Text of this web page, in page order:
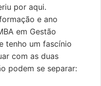
por aqui.
e ano
em Gestão
tenho um fascínio
com as duas
podem se separar: